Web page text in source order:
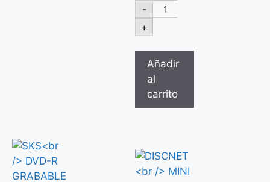
-
+
Añadir
al
carrito